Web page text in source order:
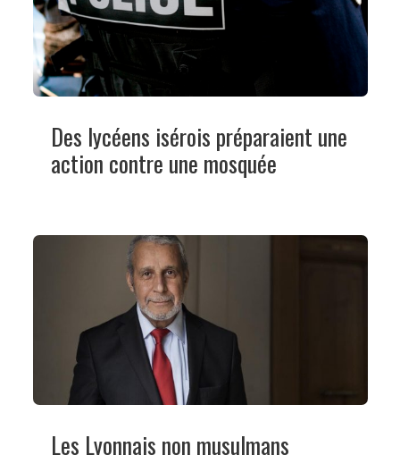
Des lycéens isérois préparaient une
action contre une mosquée
Les Lyonnais non musulmans